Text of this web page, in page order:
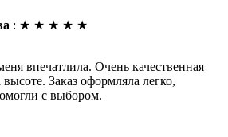
: ★ ★ ★ ★ ★
впечатлила. Очень качественная
высоте. Заказ оформляла легко,
с выбором.